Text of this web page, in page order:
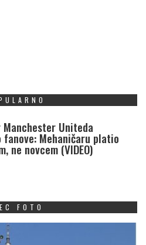
Manchester Uniteda
fanove: Mehaničaru platio
ne novcem (VIDEO)
FOTO